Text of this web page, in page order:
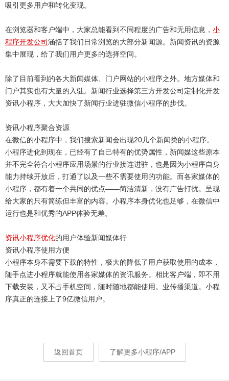
吸引更多用户和转化变现。
在浏览器和客户端中，大家总能看到不同程度的广告和无用信息， 小
程序开发公司涵括了我们日常浏览的大部分新闻源。新闻资讯的资源
集中展现，给了我们用户更多的选择空间。
除了目前看到的各大新闻媒体、门户网站的小程序之外。地方媒体和
门户其实也有大量的入驻。新闻行业选择第三方开发公司定制化开发
资讯小程序，大大加快了新闻行业进驻微信小程序的步伐。
资讯小程序聚合资源
在微信的小程序中，我们搜索新闻会出现20几个新闻类的小程序。
小程序进化到现在，已经有了自己特有的优势属性，新闻媒这些原本
并不完全符合小程序应用场景的行业接连进驻，也是因为小程序自身
能力持续开放后，打通了以及一些不需要使用的功能。而各家媒体的
小程序，都有着一个共同的优点——简洁清新，没有广告打扰。呈现
给大家的只有简练但丰富的内容。小程序本身优化也足够，在微信中
运行也是和优秀的APP体验无差。
资讯小程序优化的用户体验新闻媒体行
资讯小程序使用方便
小程序本身不需要下载的特性，极大的降低了用户获取使用的成本，
随手点进小程序就能使用各家媒体的资讯服务。相比客户端，即不用
下载安装，又不占手机空间，随时随地都能使用。业传播渠道。小程
序真正的连接上了9亿微信用户。
返回首页 了解更多小程序/APP